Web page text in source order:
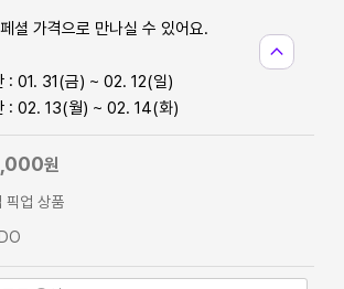
expand_less
셜 가격으로 만나실 수 있어요.
: 01. 31(금) ~ 02. 12(일)
: 02. 13(월) ~ 02. 14(화)
원
픽업 상품